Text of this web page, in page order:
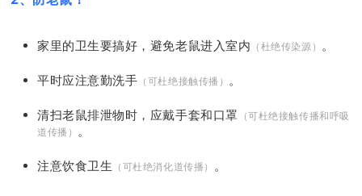
家里的卫生要搞好，避免老鼠进入室内 （杜绝传染源） 。
平时应注意勤洗手 （可杜绝接触传播） 。
清扫老鼠排泄物时，应戴手套和口罩 （可杜绝接触传播和呼吸
道传播） 。
注意饮食卫生 （可杜绝消化道传播） 。